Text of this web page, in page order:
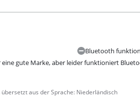
Bluetooth
gute Marke, aber leider funktioniert
aus der Sprache: Niederländisch